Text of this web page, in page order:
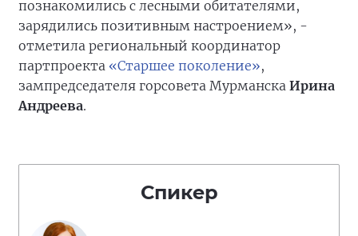
познакомились с лесными обитателями,
зарядились позитивным настроением», -
отметила региональный координатор
партпроекта «Старшее поколение»,
зампредседателя горсовета Мурманска Ирина
Андреева.
Спикер